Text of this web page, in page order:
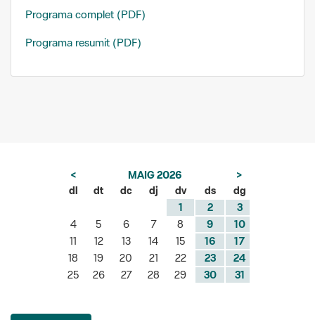
Programa complet (PDF)
Programa resumit (PDF)
< MAIG 2026
>
dl
dt dc dj dv ds
dg
1
2
3
4
5 6 7 8 9
10
11
12 13 14 15 16
17
18
19 20 21 22 23
24
25
26 27 28 29 30 31